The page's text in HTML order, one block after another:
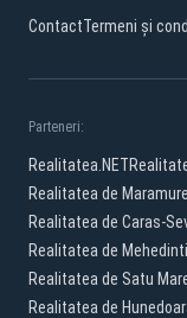
ContactTermeni și
Parteneri:
Realitatea.NET
Realitatea de
Realitatea de Caras-
Realitatea de Mehedinti
Realitatea de Satu
Realitatea de